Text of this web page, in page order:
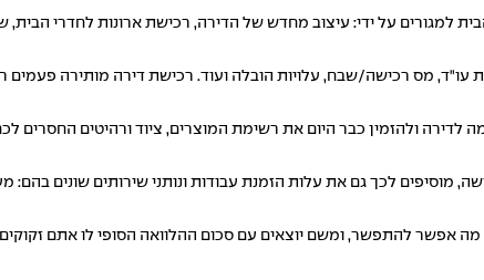
למגורים על ידי: עיצוב מחדש של הדירה, רכישת ארונות לחדרי
עו"ד, מס רכישה/שבח, עלויות הובלה ועוד. רכישת דירה מותירה פעמים
ולהזמין כבר היום את רשימת המוצרים, ציוד ורהיטים החסרים
לכך גם את עלות הזמנת עבודות ונותני שירותים שונים בהם:
מה אפשר להתפשר, ומשם יוצאים עם סכום ההלוואה הסופי לו אתם